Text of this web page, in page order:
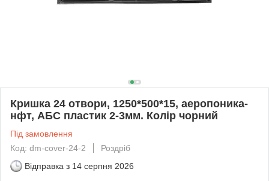
Кришка 24 отвори, 1250*500*15, аеропоника-
нфт, АБС пластик 2-3мм. Колір чорний
Під замовлення
Код: dm-cover-24-2
Роздріб
Відправка з 14 серпня 2026